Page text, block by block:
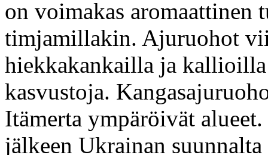
on voimakas aromaattinen
timjamillakin. Ajuruohot
hiekkakankailla ja kallioilla
kasvustoja.
Itämerta ympäröivät
jälkeen Ukrainan